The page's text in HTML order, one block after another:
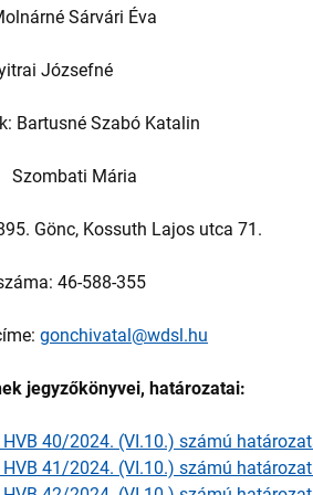
Sárvári Éva
Szabó Katalin
Mária
Gönc, Kossuth Lajos utca 71.
46-588-355
gonchivatal@wdsl.hu
jegyzőkönyvei, határozatai:
40/2024. (VI.10.) számú
41/2024. (VI.10.) számú